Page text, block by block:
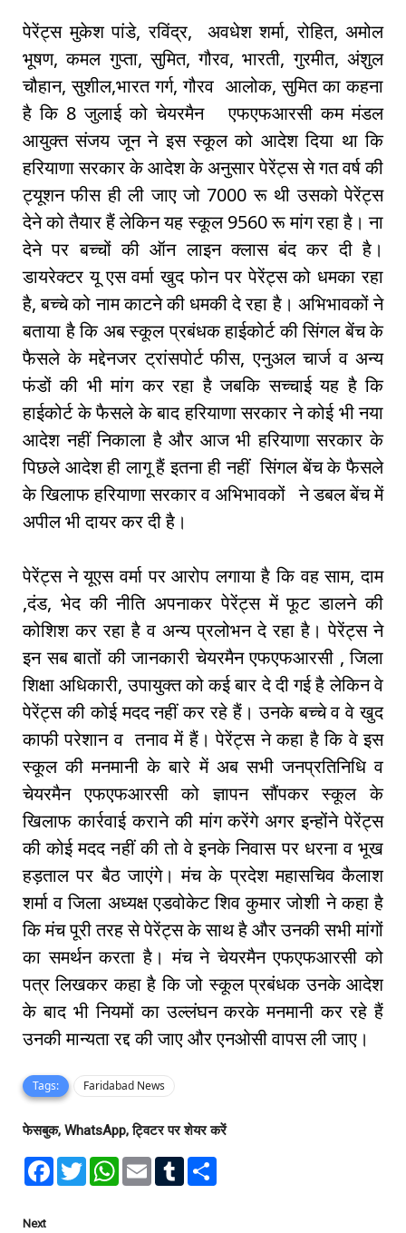
पेरेंट्स मुकेश पांडे, रविंद्र, अवधेश शर्मा, रोहित, अमोल
भूषण, कमल गुप्ता, सुमित, गौरव, भारती, गुरमीत, अंशुल
चौहान, सुशील,भारत गर्ग, गौरव आलोक, सुमित का कहना
है कि 8 जुलाई को चेयरमैन एफएफआरसी कम मंडल
आयुक्त संजय जून ने इस स्कूल को आदेश दिया था कि
हरियाणा सरकार के आदेश के अनुसार पेरेंट्स से गत वर्ष की
ट्यूशन फीस ही ली जाए जो 7000 रू थी उसको पेरेंट्स
देने को तैयार हैं लेकिन यह स्कूल 9560 रू मांग रहा है। ना
देने पर बच्चों की ऑन लाइन क्लास बंद कर दी है।
डायरेक्टर यू एस वर्मा खुद फोन पर पेरेंट्स को धमका रहा
है, बच्चे को नाम काटने की धमकी दे रहा है। अभिभावकों ने
बताया है कि अब स्कूल प्रबंधक हाईकोर्ट की सिंगल बेंच के
फैसले के मद्देनजर ट्रांसपोर्ट फीस, एनुअल चार्ज व अन्य
फंडों की भी मांग कर रहा है जबकि सच्चाई यह है कि
हाईकोर्ट के फैसले के बाद हरियाणा सरकार ने कोई भी नया
आदेश नहीं निकाला है और आज भी हरियाणा सरकार के
पिछले आदेश ही लागू हैं इतना ही नहीं सिंगल बेंच के फैसले
के खिलाफ हरियाणा सरकार व अभिभावकों ने डबल बेंच में
अपील भी दायर कर दी है।
पेरेंट्स ने यूएस वर्मा पर आरोप लगाया है कि वह साम, दाम
,दंड, भेद की नीति अपनाकर पेरेंट्स में फूट डालने की
कोशिश कर रहा है व अन्य प्रलोभन दे रहा है। पेरेंट्स ने
इन सब बातों की जानकारी चेयरमैन एफएफआरसी , जिला
शिक्षा अधिकारी, उपायुक्त को कई बार दे दी गई है लेकिन वे
पेरेंट्स की कोई मदद नहीं कर रहे हैं। उनके बच्चे व वे खुद
काफी परेशान व तनाव में हैं। पेरेंट्स ने कहा है कि वे इस
स्कूल की मनमानी के बारे में अब सभी जनप्रतिनिधि व
चेयरमैन एफएफआरसी को ज्ञापन सौंपकर स्कूल के
खिलाफ कार्रवाई कराने की मांग करेंगे अगर इन्होंने पेरेंट्स
की कोई मदद नहीं की तो वे इनके निवास पर धरना व भूख
हड़ताल पर बैठ जाएंगे। मंच के प्रदेश महासचिव कैलाश
शर्मा व जिला अध्यक्ष एडवोकेट शिव कुमार जोशी ने कहा है
कि मंच पूरी तरह से पेरेंट्स के साथ है और उनकी सभी मांगों
का समर्थन करता है। मंच ने चेयरमैन एफएफआरसी को
पत्र लिखकर कहा है कि जो स्कूल प्रबंधक उनके आदेश
के बाद भी नियमों का उल्लंघन करके मनमानी कर रहे हैं
उनकी मान्यता रद्द की जाए और एनओसी वापस ली जाए।
Tags: Faridabad News
फेसबुक, WhatsApp, ट्विटर पर शेयर करें
F
T
w
W
E
T
Next